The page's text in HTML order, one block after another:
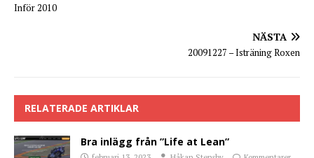
Inför 2010
NÄSTA
20091227 – Isträning Roxen
RELATERADE ARTIKLAR
Bra inlägg från ”Life at Lean”